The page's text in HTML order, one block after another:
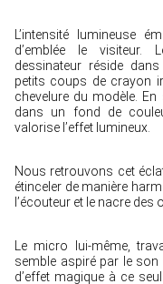
L’intensité lumineuse
d’emblée le visiteur.
dessinateur réside
petits coups de crayon
chevelure du modèle.
dans un fond de
valorise l’effet lumineux.
Nous retrouvons cet
étinceler de manière
l’écouteur et le nacre des
Le micro lui-même,
semble aspiré par le
d’effet magique à ce